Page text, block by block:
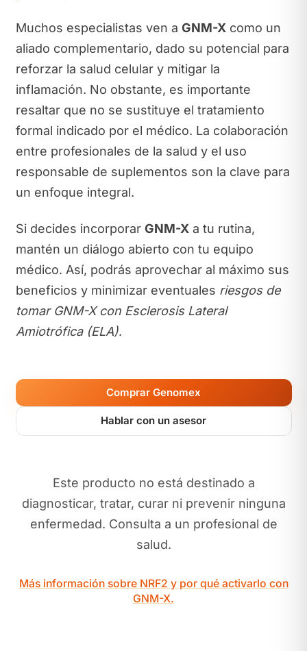
Muchos especialistas ven a GNM-X como un
aliado complementario, dado su potencial para
reforzar la salud celular y mitigar la
inflamación. No obstante, es importante
resaltar que no se sustituye el tratamiento
formal indicado por el médico. La colaboración
entre profesionales de la salud y el uso
responsable de suplementos son la clave para
un enfoque integral.
Si decides incorporar GNM-X a tu rutina,
mantén un diálogo abierto con tu equipo
médico. Así, podrás aprovechar al máximo sus
beneficios y minimizar eventuales riesgos de
tomar GNM-X con Esclerosis Lateral
Amiotrófica (ELA).
Comprar Genomex
Hablar con un asesor
Este producto no está destinado a
diagnosticar, tratar, curar ni prevenir ninguna
enfermedad. Consulta a un profesional de
salud.
Más información sobre NRF2 y por qué activarlo con
GNM-X.